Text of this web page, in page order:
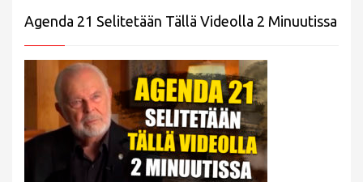
Agenda 21 Selitetään Tällä Videolla 2 Minuutissa